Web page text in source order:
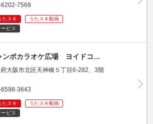
7569
たスキ
うたスキ動画
ビス
ンボカラオケ広場 ヨイドコ…
大阪市北区天神橋５丁目6-282、3階
3643
たスキ
うたスキ動画
ビス